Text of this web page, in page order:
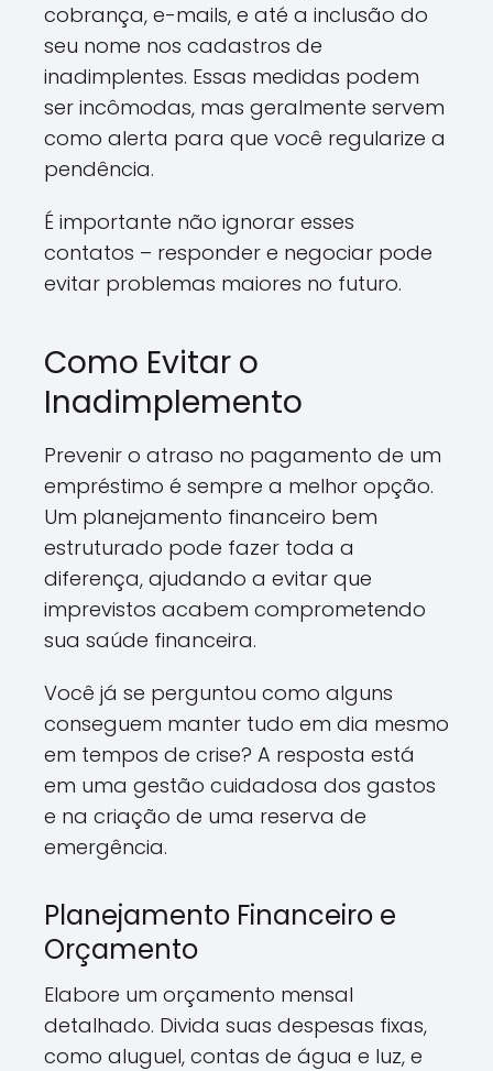
cobrança, e-mails, e até a inclusão do
seu nome nos cadastros de
inadimplentes. Essas medidas podem
ser incômodas, mas geralmente servem
como alerta para que você regularize a
pendência.
É importante não ignorar esses
contatos – responder e negociar pode
evitar problemas maiores no futuro.
Como Evitar o
Inadimplemento
Prevenir o atraso no pagamento de um
empréstimo é sempre a melhor opção.
Um planejamento financeiro bem
estruturado pode fazer toda a
diferença, ajudando a evitar que
imprevistos acabem comprometendo
sua saúde financeira.
Você já se perguntou como alguns
conseguem manter tudo em dia mesmo
em tempos de crise? A resposta está
em uma gestão cuidadosa dos gastos
e na criação de uma reserva de
emergência.
Planejamento Financeiro e
Orçamento
Elabore um orçamento mensal
detalhado. Divida suas despesas fixas,
como aluguel, contas de água e luz, e